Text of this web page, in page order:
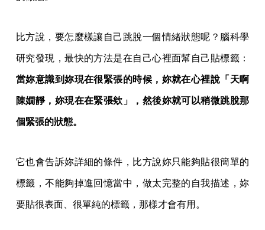
比方說，要怎麼樣讓自己跳脫一個情緒狀態呢？腦科學
研究發現，最快的方法是在自己心裡面幫自己貼標籤：
當妳意識到妳現在很緊張的時候，妳就在心裡說「天啊
陳嫺靜，妳現在在緊張欸」，然後妳就可以稍微跳脫那
個緊張的狀態。
它也會告訴妳詳細的條件，比方說妳只能夠貼很簡單的
標籤，不能夠掉進回憶當中，做太完整的自我描述，妳
要貼很表面、很單純的標籤，那樣才會有用。